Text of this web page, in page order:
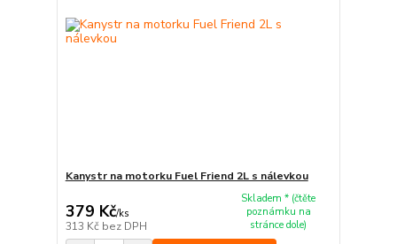
Kanystr na motorku Fuel Friend 2L s nálevkou
379 Kč/ks
313 Kč bez DPH
Skladem * (čtěte
poznámku na
stránce dole)